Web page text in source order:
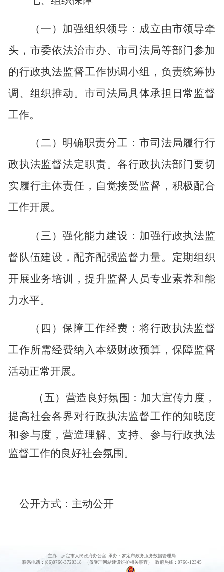
（一）加强组织领导：成立由市领导牵
头，市委依法治市办、市司法局等部门参加
的行政执法监督工作协调小组，负责统筹协
调、组织推动。市司法局具体承担日常监督
工作。
（二）明确职责分工：市司法局履行行
政执法监督法定职责。各行政执法部门要切
实履行主体责任，自觉接受监督，积极配合
工作开展。
（三）强化能力建设：加强行政执法监
督队伍建设，配齐配强监督力量。定期组织
开展业务培训，提升监督人员专业素养和能
力水平。
（四）保障工作经费：将行政执法监督
工作所需经费纳入本级财政预算，保障监督
活动正常开展。
（五）营造良好氛围：加大宣传力度，
提高社会各界对行政执法监督工作的知晓度
和参与度，营造理解、支持、参与行政执法
监督工作的良好社会氛围。
公开方式： 主动公开
主办：罗定市人民政府办公室 承办：罗定市政务服务数据管理局
联系电话：(86)0766-3720318 （仅受理网站建设维护相关事宜） 政府热线：0766-12345